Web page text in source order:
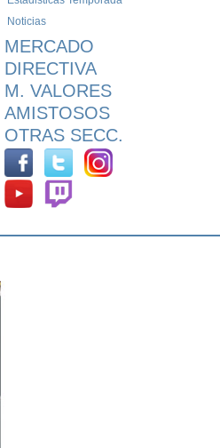
Noticias
MERCADO
DIRECTIVA
M. VALORES
AMISTOSOS
OTRAS SECC.